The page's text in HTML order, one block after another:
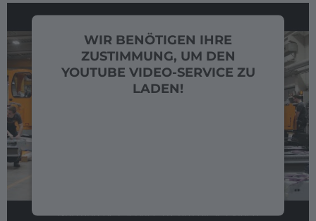
WIR BENÖTIGEN IHRE
ZUSTIMMUNG, UM DEN
YOUTUBE VIDEO-SERVICE ZU
LADEN!
Nutzung des Service zu, um dieses Video
DAS PASSENDE FAHRZEUG FÜR JEDEN